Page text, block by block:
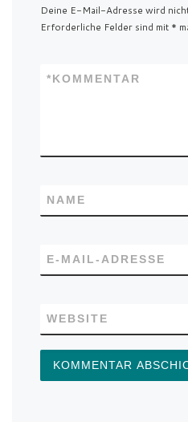
Deine E-Mail-Adresse wird
Erforderliche Felder sind mit *
KOMMENTAR
*
NAME
E-MAIL-ADRESSE
WEBSITE